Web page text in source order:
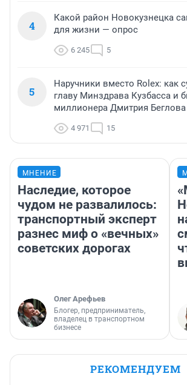
4
Какой район Новокузнецка
для жизни — опрос
6 245 5
5
Наручники вместо Rolex: как
главу Минздрава Кузбасса и
миллионера Дмитрия Беглова
4 971 15
МНЕНИЕ
Наследие, которое
чудом не развалилось:
транспортный эксперт
разнес миф о «вечных»
советских дорогах
Олег Арефьев
Блогер, предприниматель,
владелец в транспортном
бизнесе
РЕКОМЕНДУЕМ